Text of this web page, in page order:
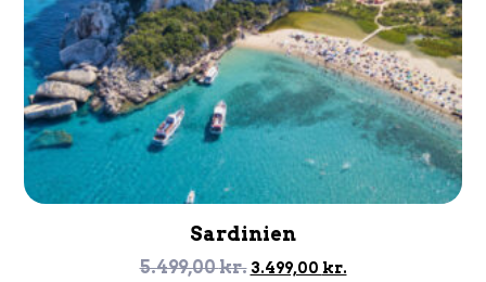
Sardinien
5.499,00kr. 3.499,00 kr.